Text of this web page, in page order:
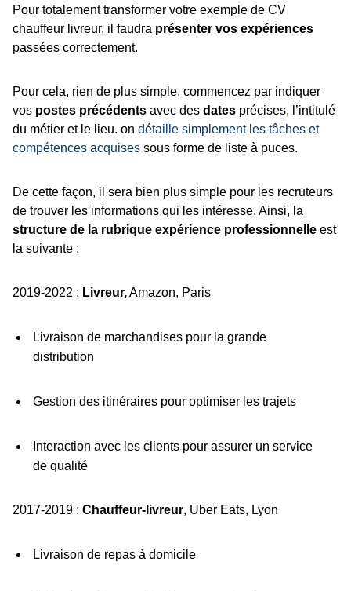
Pour totalement transformer votre exemple de CV
chauffeur livreur, il faudra présenter vos expériences
passées correctement.
Pour cela, rien de plus simple, commencez par indiquer
vos postes précédents avec des dates précises, l’intitulé
du métier et le lieu. on détaille simplement les tâches et
compétences acquises sous forme de liste à puces.
De cette façon, il sera bien plus simple pour les recruteurs
de trouver les informations qui les intéresse. Ainsi, la
structure de la rubrique expérience professionnelle est
la suivante :
2019-2022 : Livreur,Amazon, Paris
Livraison de marchandises pour la grande
distribution
Gestion des itinéraires pour optimiser les trajets
Interaction avec les clients pour assurer un service
de qualité
2017-2019 : Chauffeur-livreur, Uber Eats, Lyon
Livraison de repas à domicile